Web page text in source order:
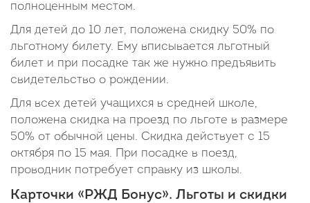
полноценным местом.
Для детей до 10 лет, положена скидку 50% по
льготному билету. Ему вписывается льготный
билет и при посадке так же нужно предъявить
свидетельство о рождении.
Для всех детей учащихся в средней школе,
положена скидка на проезд по льготе в размере
50% от обычной цены. Скидка действует с 15
октября по 15 мая. При посадке в поезд,
проводник потребует справку из школы.
Карточки «РЖД Бонус». Льготы и скидки